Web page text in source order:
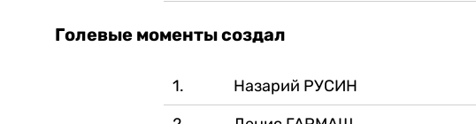
Голевые моменты создал
1. Назарий РУСИН